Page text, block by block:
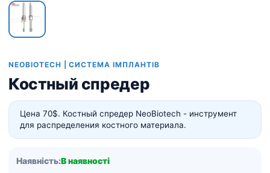
NEOBIOTECH | СИСТЕМА ІМПЛАНТІВ
Костный спредер
Цена 70$. Костный спредер NeoBiotech - инструмент
для распределения костного материала.
Наявність:В наявності